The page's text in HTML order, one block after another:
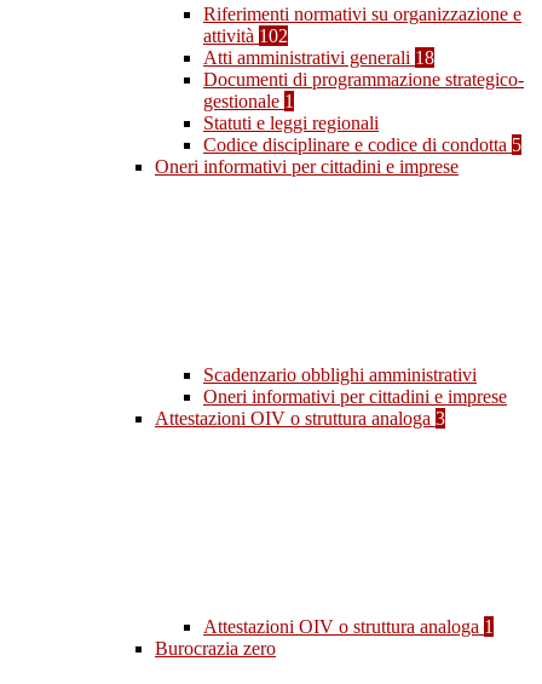
Riferimenti normativi su organizzazione e
attività 102
Atti amministrativi generali 18
Documenti di programmazione strategico-
gestionale 1
Statuti e leggi regionali
Codice disciplinare e codice di condotta 5
Oneri informativi per cittadini e imprese
Scadenzario obblighi amministrativi
Oneri informativi per cittadini e imprese
Attestazioni OIV o struttura analoga 3
Attestazioni OIV o struttura analoga 1
Burocrazia zero